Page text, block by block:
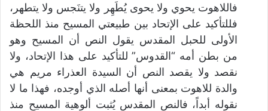
فاللاهوت يحوي ولا يحوى يُطَهِر ولا يتنَجس ولا يتطهر،
فللتأكيد على الإتحاد بين طبيعتي المسيح منذ اللحظة
الأولى للحبل المقدس يقول النص أن المسيح وهو
من بطن أمه “القدوس” للتأكيد على هذا الإتحاد، ولا
نقصد ولا يقصد النص أن السيدة العذراء مريم هي
والدة للاهوت بمعنى أنها أصله الذي أوجده، فهذا ما لا
نقوله أبداً، فالنص المقدس يُثبت ألوهية المسيح منذ